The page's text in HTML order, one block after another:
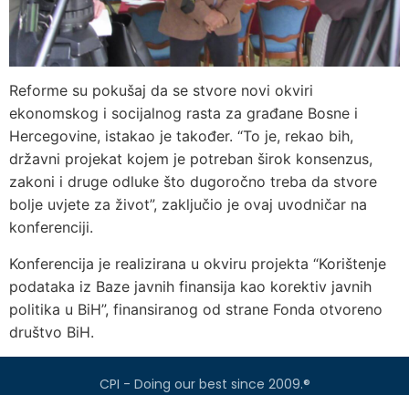
Reforme su pokušaj da se stvore novi okviri
ekonomskog i socijalnog rasta za građane Bosne i
Hercegovine, istakao je također. “To je, rekao bih,
državni projekat kojem je potreban širok konsenzus,
zakoni i druge odluke što dugoročno treba da stvore
bolje uvjete za život”, zaključio je ovaj uvodničar na
konferenciji.
Konferencija je realizirana u okviru projekta “Korištenje
podataka iz Baze javnih finansija kao korektiv javnih
politika u BiH”, finansiranog od strane Fonda otvoreno
društvo BiH.
CPI - Doing our best since 2009.®